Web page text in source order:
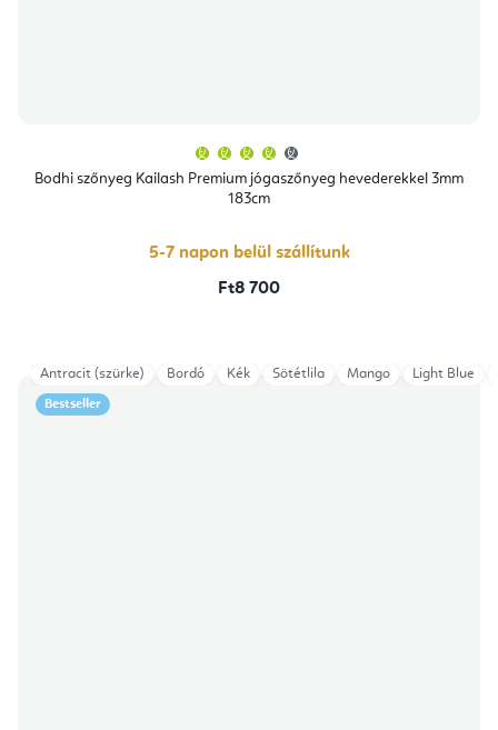
Bodhi szőnyeg Kailash Premium jógaszőnyeg hevederekkel 3mm
183cm
átlagos
értékelése
csillag.
5-7 napon belül szállítunk
Ft8 700
Bestseller
Antracit (szürke) Bordó Kék Sötétlila Mango Light Blue